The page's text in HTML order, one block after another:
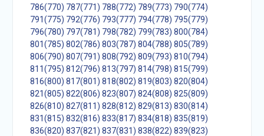
786(770) 787(771) 788(772) 789(773) 790(774)
791(775) 792(776) 793(777) 794(778) 795(779)
796(780) 797(781) 798(782) 799(783) 800(784)
801(785) 802(786) 803(787) 804(788) 805(789)
806(790) 807(791) 808(792) 809(793) 810(794)
811(795) 812(796) 813(797) 814(798) 815(799)
816(800) 817(801) 818(802) 819(803) 820(804)
821(805) 822(806) 823(807) 824(808) 825(809)
826(810) 827(811) 828(812) 829(813) 830(814)
831(815) 832(816) 833(817) 834(818) 835(819)
836(820) 837(821) 837(831) 838(822) 839(823)